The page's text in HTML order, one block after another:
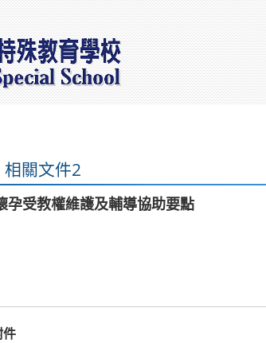
相關文件2
孕受教權維護及輔導協助要點
件